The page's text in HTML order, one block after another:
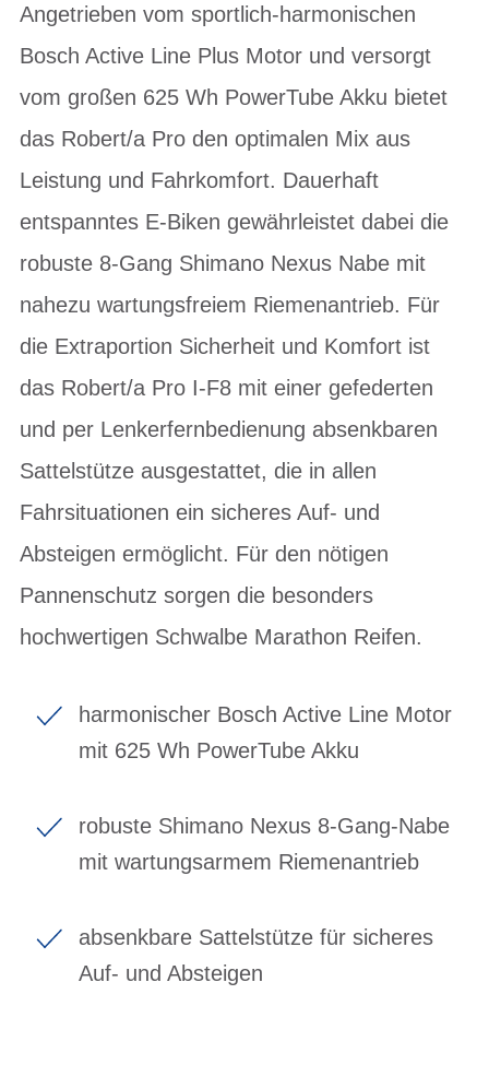
Angetrieben vom sportlich-harmonischen
Bosch Active Line Plus Motor und versorgt
vom großen 625 Wh PowerTube Akku bietet
das Robert/a Pro den optimalen Mix aus
Leistung und Fahrkomfort. Dauerhaft
entspanntes E-Biken gewährleistet dabei die
robuste 8-Gang Shimano Nexus Nabe mit
nahezu wartungsfreiem Riemenantrieb. Für
die Extraportion Sicherheit und Komfort ist
das Robert/a Pro I-F8 mit einer gefederten
und per Lenkerfernbedienung absenkbaren
Sattelstütze ausgestattet, die in allen
Fahrsituationen ein sicheres Auf- und
Absteigen ermöglicht. Für den nötigen
Pannenschutz sorgen die besonders
hochwertigen Schwalbe Marathon Reifen.
harmonischer Bosch Active Line Motor
mit 625 Wh PowerTube Akku
robuste Shimano Nexus 8-Gang-Nabe
mit wartungsarmem Riemenantrieb
absenkbare Sattelstütze für sicheres
Auf- und Absteigen